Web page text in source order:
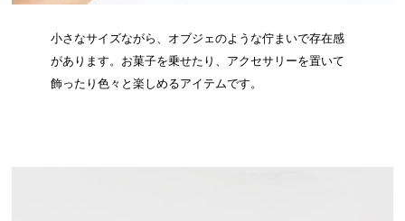
小さなサイズながら、オブジェのような佇まいで存在感
があります。お菓子を乗せたり、アクセサリーを置いて
飾ったり色々と楽しめるアイテムです。